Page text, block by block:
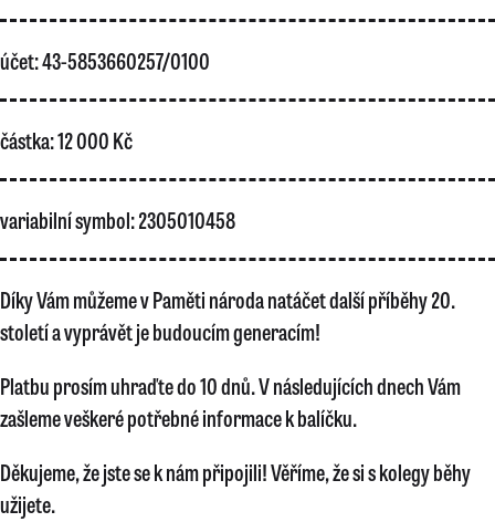
účet: 43-5853660257/0100
částka: 12 000 Kč
variabilní symbol: 2305010458
Díky Vám můžeme v Paměti národa natáčet další příběhy 20.
století a vyprávět je budoucím generacím!
Platbu prosím uhraďte do 10 dnů. V následujících dnech Vám
zašleme veškeré potřebné informace k balíčku.
Děkujeme, že jste se k nám připojili! Věříme, že si s kolegy běhy
užijete.